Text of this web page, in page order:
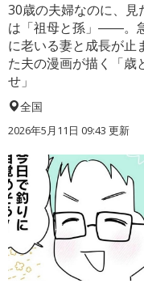
30歳の夫婦なのに、見
は「祖母と孫」――。
に老いる妻と成長が止
た夫の漫画が描く「歳
せ」
全国
2026年5月11日 09:43 更新